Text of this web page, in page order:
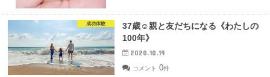
成功体験
37歳☺︎親と友だちになる《わたしの
100年》
2020.10.19
コメント 0件